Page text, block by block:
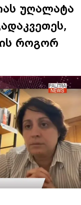
უღალატა
როგორ